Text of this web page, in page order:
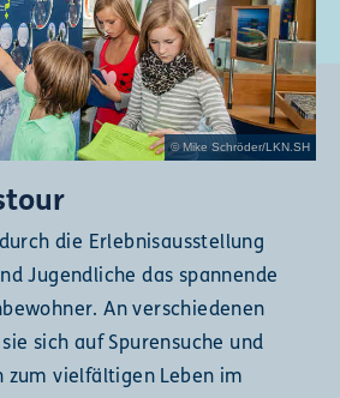
© Mike Schröder/LKN.SH
die Erlebnisausstellung
Jugendliche das spannende
An verschiedenen
sich auf Spurensuche und
vielfältigen Leben im